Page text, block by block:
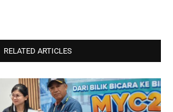
RELATED ARTICLES